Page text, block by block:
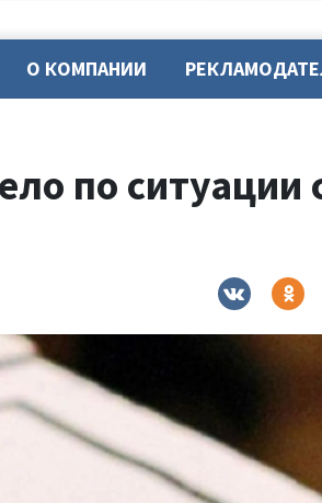
О КОМПАНИИ
по